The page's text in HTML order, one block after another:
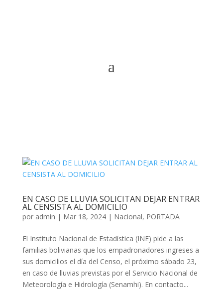
EN CASO DE LLUVIA SOLICITAN DEJAR ENTRAR
AL CENSISTA AL DOMICILIO
por admin | Mar 18, 2024| Nacional, PORTADA
El Instituto Nacional de Estadística (INE) pide a las
familias bolivianas que los empadronadores ingreses a
sus domicilios el día del Censo, el próximo sábado 23,
en caso de lluvias previstas por el Servicio Nacional de
Meteorología e Hidrología (Senamhi). En contacto...